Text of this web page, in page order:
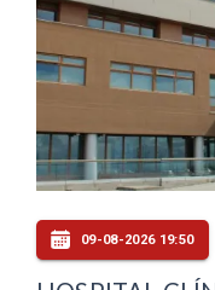
09-08-2026 19:50